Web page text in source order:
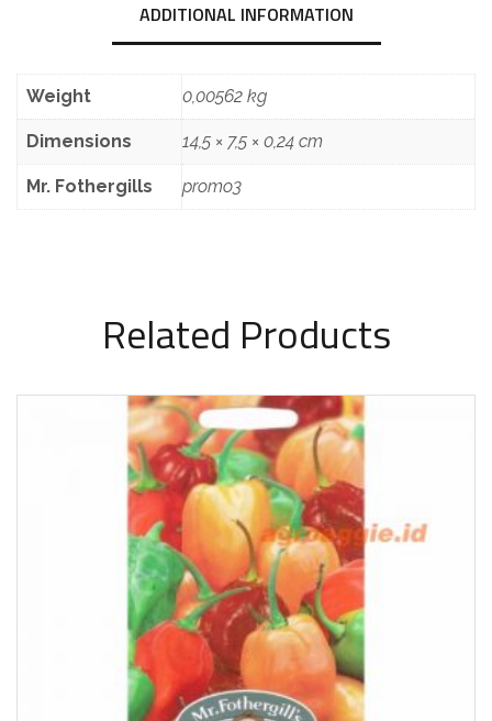
ADDITIONAL INFORMATION
Weight 0,00562 kg
Dimensions 14,5 × 7,5 × 0,24 cm
Mr. Fothergills promo3
Related Products